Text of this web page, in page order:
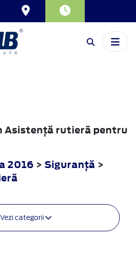
Asistenţă rutieră pentru
2016 > Siguranţă >
Vezi categorii